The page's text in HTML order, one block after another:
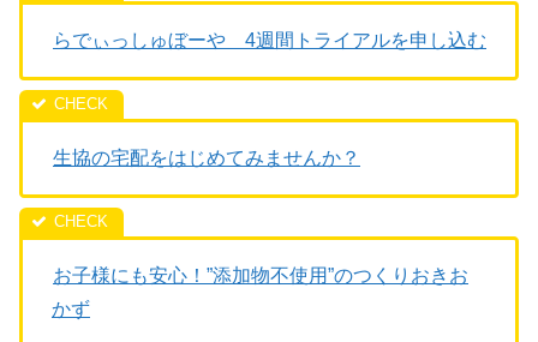
らでぃっしゅぼーや 4週間トライアルを申し込む
生協の宅配をはじめてみませんか？
お子様にも安心！”添加物不使用”のつくりおきお
かず